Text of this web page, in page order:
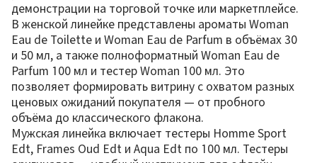
демонстрации на торговой точке или маркетплейсе.
В женской линейке представлены ароматы Woman
Eau de Toilette и Woman Eau de Parfum в объёмах 30
и 50 мл, а также полноформатный Woman Eau de
Parfum 100 мл и тестер Woman 100 мл. Это
позволяет формировать витрину с охватом разных
ценовых ожиданий покупателя — от пробного
объёма до классического флакона.
Мужская линейка включает тестеры Homme Sport
Edt, Frames Oud Edt и Aqua Edt по 100 мл. Тестеры